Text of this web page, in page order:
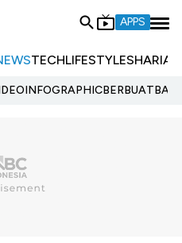
APPS
TECHLIFESTYLESHARIA
INFOGRAPHIC